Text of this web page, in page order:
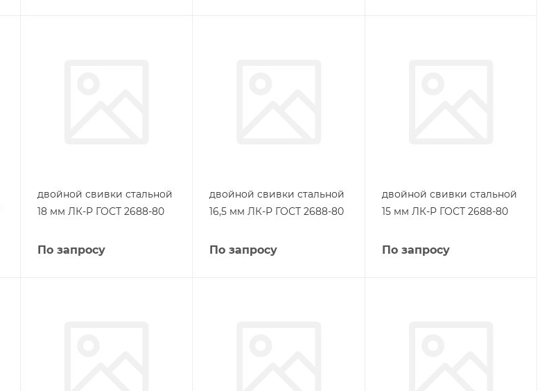
двойной свивки стальной
18 мм ЛК-Р ГОСТ 2688-80
По запросу
двойной свивки стальной
16,5 мм ЛК-Р ГОСТ 2688-80
По запросу
двойной свивки стальной
15 мм ЛК-Р ГОСТ 2688-80
По запросу